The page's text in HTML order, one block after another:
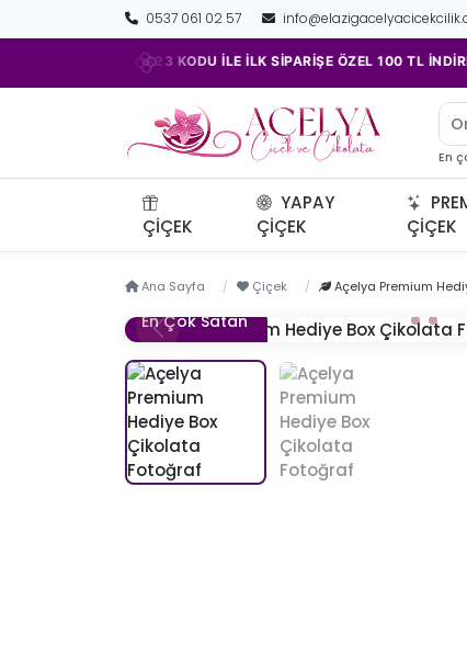
0537 061 02 57
ACELYA23 KODU İLE İLK SİPARİŞE ÖZEL 100 TL İNDİRİM!
En
ÇIÇEK
YAPAY
ÇIÇEK
ÇIÇEK
Ana Sayfa Çiçek Açelya Premium
En Çok Satan